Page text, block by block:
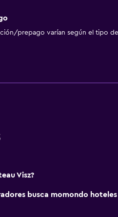
prepago varían según el tipo
Visz?
busca momondo hoteles